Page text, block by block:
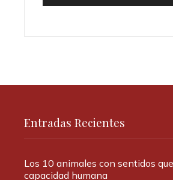
Entradas Recientes
Los 10 animales con sentidos
capacidad humana